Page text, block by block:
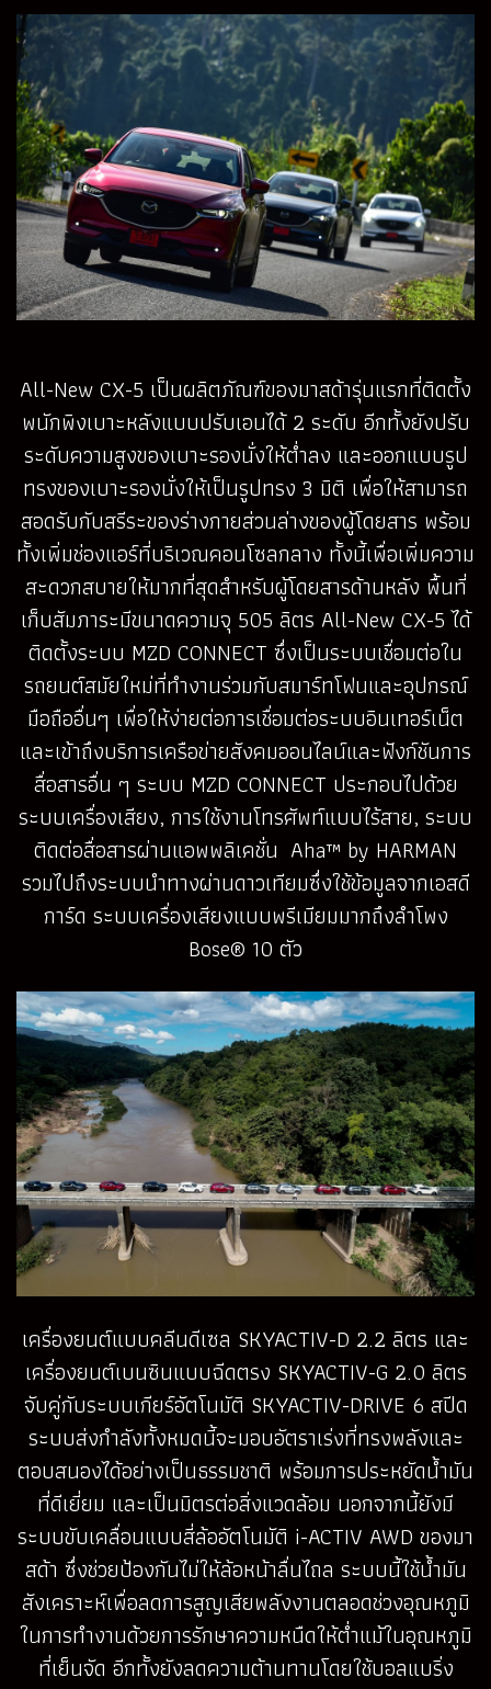
All-New CX-5 เป็นผลิตภัณฑ์ของมาสด้ารุ่นแรกที่ติดตั้ง
พนักพิงเบาะหลังแบบปรับเอนได้ 2 ระดับ อีกทั้งยังปรับ
ระดับความสูงของเบาะรองนั่งให้ต่ำลง และออกแบบรูป
ทรงของเบาะรองนั่งให้เป็นรูปทรง 3 มิติ เพื่อให้สามารถ
สอดรับกับสรีระของร่างกายส่วนล่างของผู้โดยสาร พร้อม
ทั้งเพิ่มช่องแอร์ที่บริเวณคอนโซลกลาง ทั้งนี้เพื่อเพิ่มความ
สะดวกสบายให้มากที่สุดสำหรับผู้โดยสารด้านหลัง พื้นที่
เก็บสัมภาระมีขนาดความจุ 505 ลิตร All-New CX-5 ได้
ติดตั้งระบบ MZD CONNECT ซึ่งเป็นระบบเชื่อมต่อใน
รถยนต์สมัยใหม่ที่ทำงานร่วมกับสมาร์ทโฟนและอุปกรณ์
มือถืออื่นๆ เพื่อให้ง่ายต่อการเชื่อมต่อระบบอินเทอร์เน็ต
และเข้าถึงบริการเครือข่ายสังคมออนไลน์และฟังก์ชันการ
สื่อสารอื่น ๆ ระบบ MZD CONNECT ประกอบไปด้วย
ระบบเครื่องเสียง, การใช้งานโทรศัพท์แบบไร้สาย, ระบบ
ติดต่อสื่อสารผ่านแอพพลิเคชั่น Aha™ by HARMAN
รวมไปถึงระบบนำทางผ่านดาวเทียมซึ่งใช้ข้อมูลจากเอสดี
การ์ด ระบบเครื่องเสียงแบบพรีเมียมมากถึงลำโพง
Bose® 10 ตัว
เครื่องยนต์แบบคลีนดีเซล SKYACTIV-D 2.2 ลิตร และ
เครื่องยนต์เบนซินแบบฉีดตรง SKYACTIV-G 2.0 ลิตร
จับคู่กับระบบเกียร์อัตโนมัติ SKYACTIV-DRIVE 6 สปีด
ระบบส่งกำลังทั้งหมดนี้จะมอบอัตราเร่งที่ทรงพลังและ
ตอบสนองได้อย่างเป็นธรรมชาติ พร้อมการประหยัดน้ำมัน
ที่ดีเยี่ยม และเป็นมิตรต่อสิ่งแวดล้อม นอกจากนี้ยังมี
ระบบขับเคลื่อนแบบสี่ล้ออัตโนมัติ i-ACTIV AWD ของมา
สด้า ซึ่งช่วยป้องกันไม่ให้ล้อหน้าลื่นไถล ระบบนี้ใช้น้ำมัน
สังเคราะห์เพื่อลดการสูญเสียพลังงานตลอดช่วงอุณหภูมิ
ในการทำงานด้วยการรักษาความหนืดให้ต่ำแม้ในอุณหภูมิ
ที่เย็นจัด อีกทั้งยังลดความต้านทานโดยใช้บอลแบริ่ง